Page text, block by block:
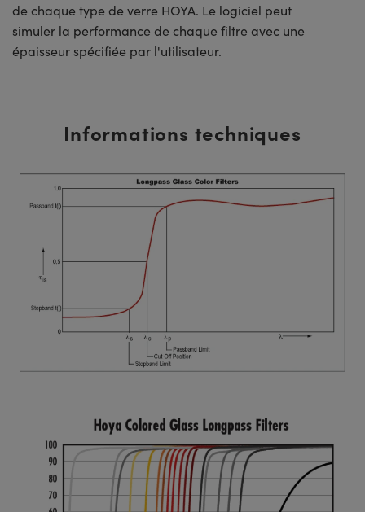
de chaque type de verre HOYA. Le logiciel peut
simuler la performance de chaque filtre avec une
épaisseur spécifiée par l'utilisateur.
Informations techniques